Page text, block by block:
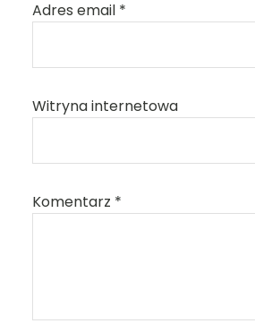
Adres email *
Witryna internetowa
Komentarz *